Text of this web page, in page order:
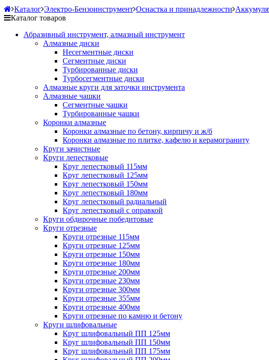
Каталог Электро-Бензоинструмент Оснастка и принадлежности
Каталог товаров
Абразивный инструмент, алмазный инструмент
Алмазные диски
Несегментные диски
Сегментные диски
Турбированные диски
Турбосегментные диски
Алмазные круги для заточки инструмента
Алмазные чашки
Сегментные чашки
Турбированные чашки
Коронки алмазные
Коронки алмазные по бетону, кирпичу и ж/б
Коронки алмазные по плитке, кафелю и керамограниту
Круги зачистные
Круги лепестковые
Круг лепестковый 115мм
Круг лепестковый 125мм
Круг лепестковый 150мм
Круг лепестковый 180мм
Круг лепестковый радиальный
Круг лепестковый с оправкой
Круги обдирочные победитовые
Круги отрезные
Круги отрезные 115мм
Круги отрезные 125мм
Круги отрезные 150мм
Круги отрезные 180мм
Круги отрезные 200мм
Круги отрезные 230мм
Круги отрезные 300мм
Круги отрезные 355мм
Круги отрезные 400мм
Круги отрезные по камню и бетону
Круги шлифовальные
Круг шлифовальный ПП 125мм
Круг шлифовальный ПП 150мм
Круг шлифовальный ПП 175мм